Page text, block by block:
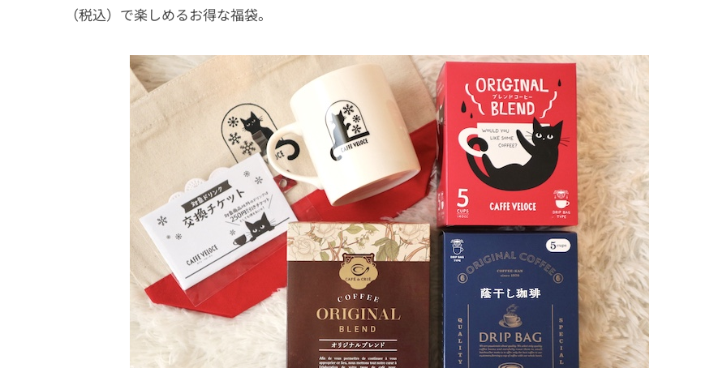
（税込）で楽しめるお得な福袋。